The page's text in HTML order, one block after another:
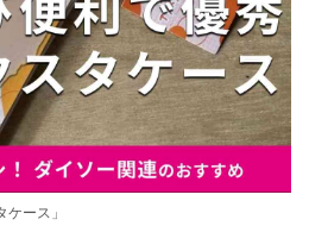
ース」